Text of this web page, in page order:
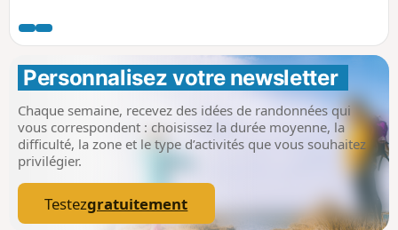
la montée quand on passe par la variante. Il
faut moins d'une heure en marchant
normalement pour atteindre la cascade et
retour par le même chemin, ou 1h30 avec la
variante (dénivelé important au début de la
variante sur environ 100 m, mais accessible
à tout randonneur). On peut se garer soit au
parking de l'hôpital Saint-Loup, soit dans le
village, possibilité de se garer au-dessus du
cimetière (rue du Four) et de rejoindre le
Personnalisez votre newsletter
Chaque semaine, recevez des idées de randonnées qui
vous correspondent : choisissez la durée moyenne, la
difficulté, la zone et le type d’activités que vous souhaitez
privilégier.
Testezgratuitement